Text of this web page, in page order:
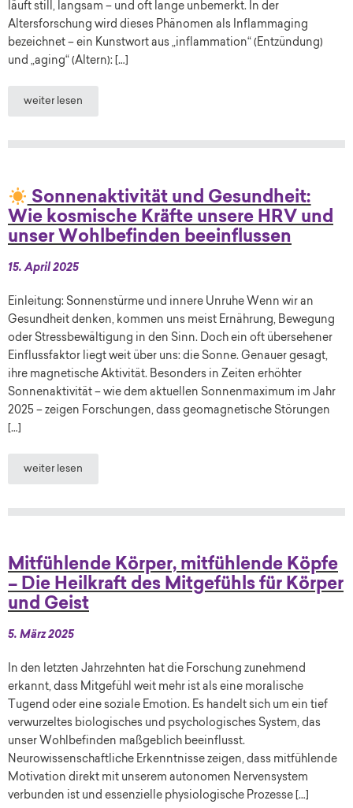
läuft still, langsam – und oft lange unbemerkt. In der
Altersforschung wird dieses Phänomen als Inflammaging
bezeichnet – ein Kunstwort aus „inflammation“ (Entzündung)
und „aging“ (Altern): […]
weiter lesen
Sonnenaktivität und Gesundheit:
Wie kosmische Kräfte unsere HRV und
unser Wohlbefinden beeinflussen
15. April 2025
Einleitung: Sonnenstürme und innere Unruhe Wenn wir an
Gesundheit denken, kommen uns meist Ernährung, Bewegung
oder Stressbewältigung in den Sinn. Doch ein oft übersehener
Einflussfaktor liegt weit über uns: die Sonne. Genauer gesagt,
ihre magnetische Aktivität. Besonders in Zeiten erhöhter
Sonnenaktivität – wie dem aktuellen Sonnenmaximum im Jahr
2025 – zeigen Forschungen, dass geomagnetische Störungen
[…]
weiter lesen
Mitfühlende Körper, mitfühlende Köpfe
– Die Heilkraft des Mitgefühls für Körper
und Geist
5. März 2025
In den letzten Jahrzehnten hat die Forschung zunehmend
erkannt, dass Mitgefühl weit mehr ist als eine moralische
Tugend oder eine soziale Emotion. Es handelt sich um ein tief
verwurzeltes biologisches und psychologisches System, das
unser Wohlbefinden maßgeblich beeinflusst.
Neurowissenschaftliche Erkenntnisse zeigen, dass mitfühlende
Motivation direkt mit unserem autonomen Nervensystem
verbunden ist und essenzielle physiologische Prozesse […]